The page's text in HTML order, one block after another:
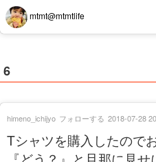
mtmt@mtmtlife
6
Tシャツを購入したので
『どう？』と旦那に見
himeno_ichijyo フォローする 2018-07-28